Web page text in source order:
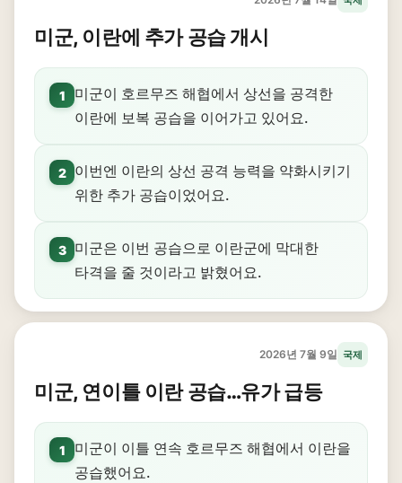
미군, 이란에 추가 공습 개시
1
미군이 호르무즈 해협에서 상선을 공격한
이란에 보복 공습을 이어가고 있어요.
2
이번엔 이란의 상선 공격 능력을 약화시키기
위한 추가 공습이었어요.
3
미군은 이번 공습으로 이란군에 막대한
타격을 줄 것이라고 밝혔어요.
2026년 7월 9일 국제
미군, 연이틀 이란 공습…유가 급등
1
미군이 이틀 연속 호르무즈 해협에서 이란을
공습했어요.